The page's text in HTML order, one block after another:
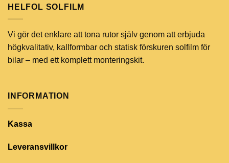
HELFOL SOLFILM
Vi gör det enklare att tona rutor själv genom att erbjuda
högkvalitativ, kallformbar och statisk förskuren solfilm för
bilar – med ett komplett monteringskit.
INFORMATION
Kassa
Leveransvillkor